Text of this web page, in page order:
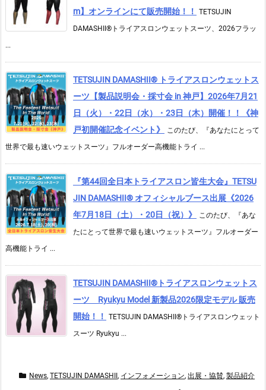
m】オンラインにて販売開始！！
TETSUJIN
DAMASHII®トライアスロンウェットスーツ、2026フラッ
...
TETSUJIN DAMASHII® トライアスロンウェットス
ーツ【製品説明会・採寸会 in 神戸】2026年7月21
日（火）・22日（水）・23日（木）開催！！《神
戸初開催記念イベント》
このたび、『あなたにとって
世界で最も速いウェットスーツ』フルオーダー高機能トライ ...
『第44回全日本トライアスロン皆生大会』TETSU
JIN DAMASHII® オフィシャルブース出展《2026
年7月18日（土）・20日（祝）》
このたび、『あな
たにとって世界で最も速いウェットスーツ』フルオーダー
高機能トライ ...
TETSUJIN DAMASHII®︎トライアスロンウェットス
ーツ Ryukyu Model 新製品2026限定モデル 販売
開始！！
TETSUJIN DAMASHII®︎トライアスロンウェット
スーツ Ryukyu ...
News, TETSUJIN DAMASHII, インフォメーション, 出展・協賛, 製品紹介